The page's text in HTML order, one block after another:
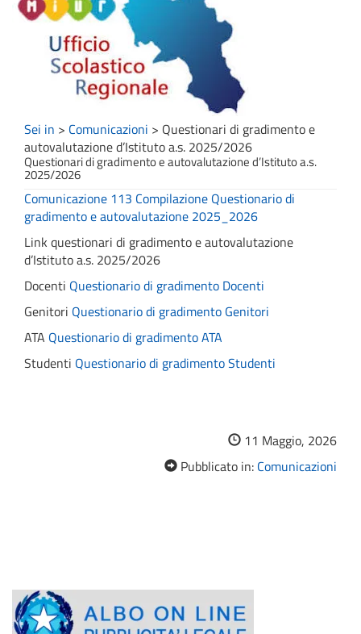
Sei in > Comunicazioni > Questionari di gradimento e
autovalutazione d’Istituto a.s. 2025/2026
Questionari di gradimento e autovalutazione d’Istituto a.s.
2025/2026
Comunicazione 113 Compilazione Questionario di
gradimento e autovalutazione 2025_2026
Link questionari di gradimento e autovalutazione
d’Istituto a.s. 2025/2026
Docenti Questionario di gradimento Docenti
Genitori Questionario di gradimento Genitori
ATA Questionario di gradimento ATA
Studenti Questionario di gradimento Studenti
11 Maggio, 2026
Pubblicato in: Comunicazioni